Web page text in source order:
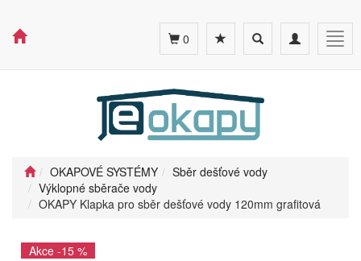
Toggle
navigation
Toggle
search
0
OKAPOVÉ SYSTÉMY
Sběr dešťové vody
Výklopné sběrače vody
OKAPY Klapka pro sběr dešťové vody 120mm grafitová
Akce -15 %